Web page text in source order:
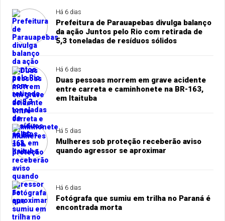
Há 6 dias
Prefeitura de Parauapebas divulga balanço
da ação Juntos pelo Rio com retirada de
5,3 toneladas de resíduos sólidos
Há 6 dias
Duas pessoas morrem em grave acidente
entre carreta e caminhonete na BR-163,
em Itaituba
Há 5 dias
Mulheres sob proteção receberão aviso
quando agressor se aproximar
Há 6 dias
Fotógrafa que sumiu em trilha no Paraná é
encontrada morta